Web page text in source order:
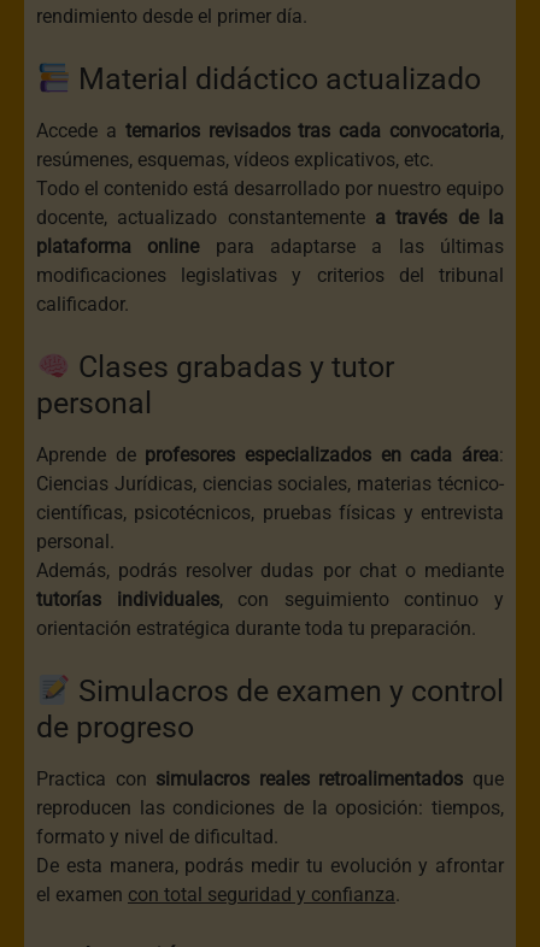
rendimiento desde el primer día.
Material didáctico actualizado
Accede a temarios revisados tras cada convocatoria,
resúmenes, esquemas, vídeos explicativos, etc.
Todo el contenido está desarrollado por nuestro equipo
docente, actualizado constantemente a través de la
plataforma onlinepara adaptarse a las últimas
modificaciones legislativas y criterios del tribunal
calificador.
Clases grabadas y tutor
personal
Aprende de profesores especializados en cada área:
Ciencias Jurídicas, ciencias sociales, materias técnico-
científicas, psicotécnicos, pruebas físicas y entrevista
personal.
Además, podrás resolver dudas por chat o mediante
tutorías individuales, con seguimiento continuo y
orientación estratégica durante toda tu preparación.
Simulacros de examen y control
de progreso
Practica con simulacros reales retroalimentados que
reproducen las condiciones de la oposición: tiempos,
formato y nivel de dificultad.
De esta manera, podrás medir tu evolución y afrontar
el examen con total seguridad y confianza.